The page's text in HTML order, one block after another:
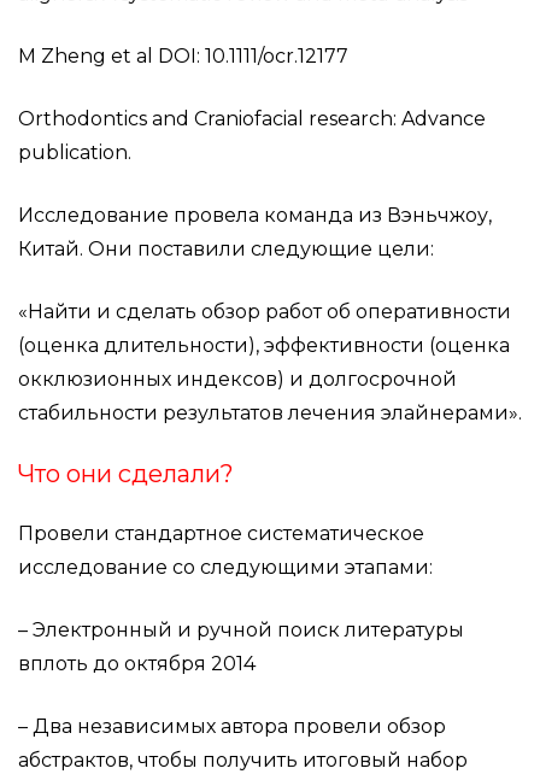
M Zheng et al DOI: 10.1111/ocr.12177
Orthodontics and Craniofacial research: Advance
publication.
Исследование провела команда из Вэньчжоу,
Китай. Они поставили следующие цели:
«Найти и сделать обзор работ об оперативности
(оценка длительности), эффективности (оценка
окклюзионных индексов) и долгосрочной
стабильности результатов лечения элайнерами».
Что они сделали?
Провели стандартное систематическое
исследование со следующими этапами:
– Электронный и ручной поиск литературы
вплоть до октября 2014
– Два независимых автора провели обзор
абстрактов, чтобы получить итоговый набор